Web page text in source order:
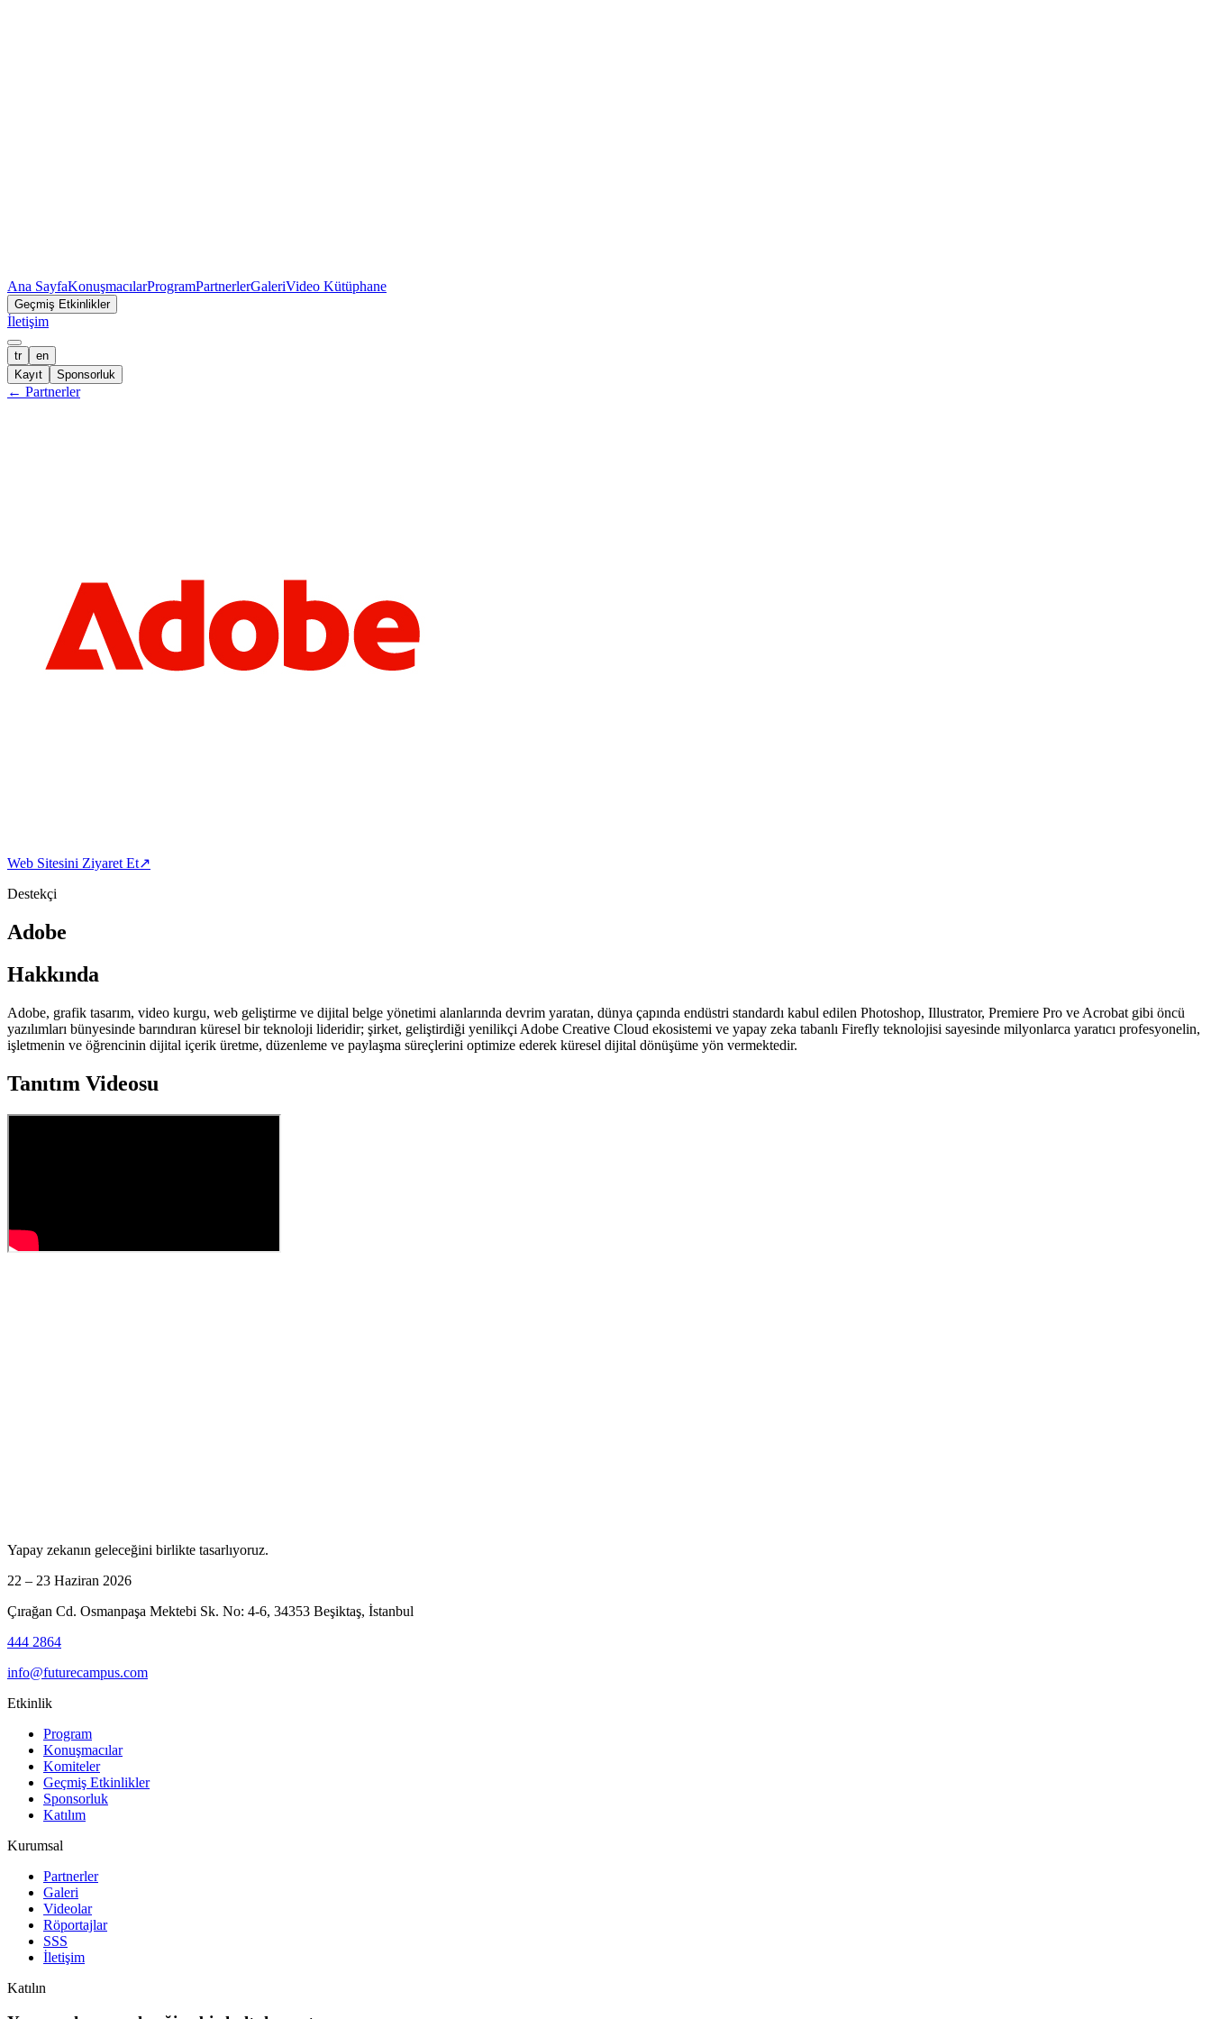
Ana SayfaKonuşmacılarProgramPartnerlerGaleriVideo Kütüphane
Geçmiş Etkinlikler
İletişim
tr
en
Kayıt
Sponsorluk
← Partnerler
Web Sitesini Ziyaret Et↗
Destekçi
Adobe
Hakkında
Adobe, grafik tasarım, video kurgu, web geliştirme ve dijital belge yönetimi alanlarında devrim yaratan, dünya çapında endüstri standardı kabul edilen Photoshop, Illustrator, Premiere Pro ve Acrobat gibi öncü
yazılımları bünyesinde barındıran küresel bir teknoloji lideridir; şirket, geliştirdiği yenilikçi Adobe Creative Cloud ekosistemi ve yapay zeka tabanlı Firefly teknolojisi sayesinde milyonlarca yaratıcı profesyonelin,
işletmenin ve öğrencinin dijital içerik üretme, düzenleme ve paylaşma süreçlerini optimize ederek küresel dijital dönüşüme yön vermektedir.
Tanıtım Videosu
Yapay zekanın geleceğini birlikte tasarlıyoruz.
22 – 23 Haziran 2026
Çırağan Cd. Osmanpaşa Mektebi Sk. No: 4-6, 34353 Beşiktaş, İstanbul
444 2864
info@futurecampus.com
Etkinlik
Program
Konuşmacılar
Komiteler
Geçmiş Etkinlikler
Sponsorluk
Katılım
Kurumsal
Partnerler
Galeri
Videolar
Röportajlar
SSS
İletişim
Katılın